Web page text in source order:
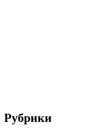
Рубрики